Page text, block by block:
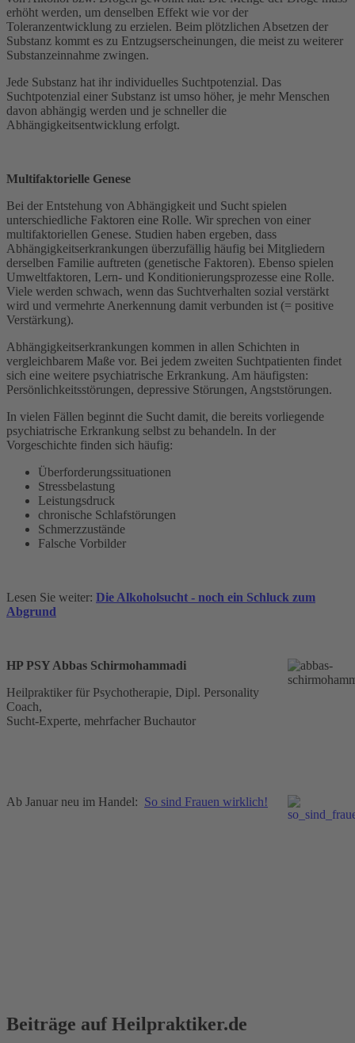
erhöht werden, um denselben Effekt wie vor der
Toleranzentwicklung zu erzielen. Beim plötzlichen Absetzen der
Substanz kommt es zu Entzugserscheinungen, die meist zu weiterer
Substanzeinnahme zwingen.
Jede Substanz hat ihr individuelles Suchtpotenzial. Das
Suchtpotenzial einer Substanz ist umso höher, je mehr Menschen
davon abhängig werden und je schneller die
Abhängigkeitsentwicklung erfolgt.
Multifaktorielle Genese
Bei der Entstehung von Abhängigkeit und Sucht spielen
unterschiedliche Faktoren eine Rolle. Wir sprechen von einer
multifaktoriellen Genese. Studien haben ergeben, dass
Abhängigkeitserkrankungen überzufällig häufig bei Mitgliedern
derselben Familie auftreten (genetische Faktoren). Ebenso spielen
Umweltfaktoren, Lern- und Konditionierungsprozesse eine Rolle.
Viele werden schwach, wenn das Suchtverhalten sozial verstärkt
wird und vermehrte Anerkennung damit verbunden ist (= positive
Verstärkung).
Abhängigkeitserkrankungen kommen in allen Schichten in
vergleichbarem Maße vor. Bei jedem zweiten Suchtpatienten findet
sich eine weitere psychiatrische Erkrankung. Am häufigsten:
Persönlichkeitsstörungen, depressive Störungen, Angststörungen.
In vielen Fällen beginnt die Sucht damit, die bereits vorliegende
psychiatrische Erkrankung selbst zu behandeln. In der
Vorgeschichte finden sich häufig:
Überforderungssituationen
Stressbelastung
Leistungsdruck
chronische Schlafstörungen
Schmerzzustände
Falsche Vorbilder
Lesen Sie weiter: Die Alkoholsucht - noch ein Schluck zum
Abgrund
HP PSY Abbas Schirmohammadi
Heilpraktiker für Psychotherapie, Dipl. Personality
Coach,
Sucht-Experte, mehrfacher Buchautor
Ab Januar neu im Handel: So sind Frauen wirklich!
Beiträge auf Heilpraktiker.de